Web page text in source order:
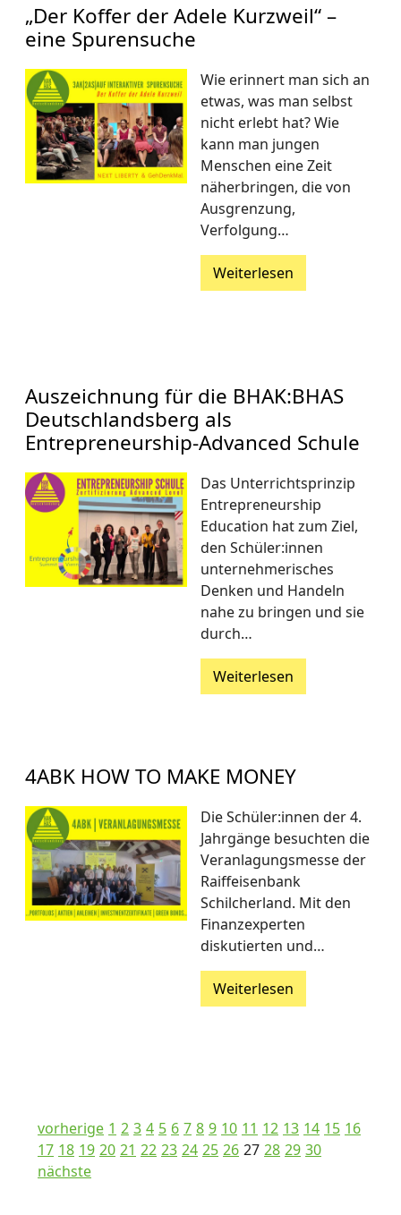
„Der Koffer der Adele Kurzweil“ –
eine Spurensuche
Wie erinnert man sich an
etwas, was man selbst
nicht erlebt hat? Wie
kann man jungen
Menschen eine Zeit
näherbringen, die von
Ausgrenzung,
Verfolgung…
Weiterlesen
Auszeichnung für die BHAK:BHAS
Deutschlandsberg als
Entrepreneurship-Advanced Schule
Das Unterrichtsprinzip
Entrepreneurship
Education hat zum Ziel,
den Schüler:innen
unternehmerisches
Denken und Handeln
nahe zu bringen und sie
durch…
Weiterlesen
4ABK HOW TO MAKE MONEY
Die Schüler:innen der 4.
Jahrgänge besuchten die
Veranlagungsmesse der
Raiffeisenbank
Schilcherland. Mit den
Finanzexperten
diskutierten und…
Weiterlesen
vorherige 1 2 3 4 5 6 7 8 9 10 11 12 13 14 15 16
17 18 19 20 21 22 23 24 25 26 27 28 29 30
nächste